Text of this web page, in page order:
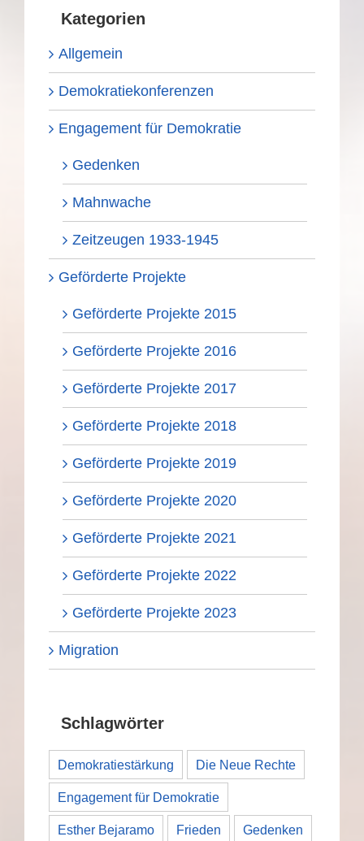
Kategorien
Allgemein
Demokratiekonferenzen
Engagement für Demokratie
Gedenken
Mahnwache
Zeitzeugen 1933-1945
Geförderte Projekte
Geförderte Projekte 2015
Geförderte Projekte 2016
Geförderte Projekte 2017
Geförderte Projekte 2018
Geförderte Projekte 2019
Geförderte Projekte 2020
Geförderte Projekte 2021
Geförderte Projekte 2022
Geförderte Projekte 2023
Migration
Schlagwörter
Demokratiestärkung Die Neue Rechte
Engagement für Demokratie
Esther Bejaramo Frieden Gedenken